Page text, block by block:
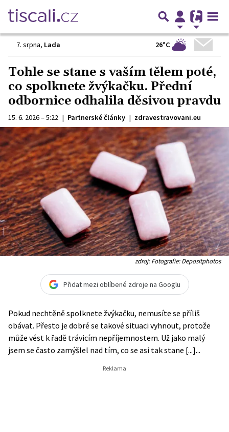
7. srpna, Lada 26°C
Tohle se stane s vaším tělem poté,
co spolknete žvýkačku. Přední
odbornice odhalila děsivou pravdu
15. 6. 2026 – 5:22 | Partnerské články | zdravestravovani.eu
zdroj: Fotografie: Depositphotos
Přidat mezi oblíbené zdroje na Googlu
Pokud nechtěně spolknete žvýkačku, nemusíte se příliš
obávat. Přesto je dobré se takové situaci vyhnout, protože
může vést k řadě trávicím nepříjemnostem. Už jako malý
jsem se často zamýšlel nad tím, co se asi tak stane [...]...